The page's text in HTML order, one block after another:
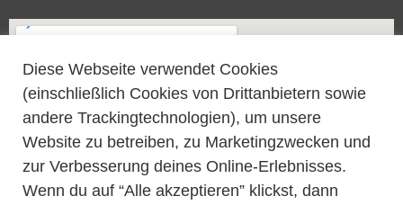
Diese Webseite verwendet Cookies
(einschließlich Cookies von Drittanbietern sowie
andere Trackingtechnologien), um unsere
Website zu betreiben, zu Marketingzwecken und
zur Verbesserung deines Online-Erlebnisses.
Wenn du auf “Alle akzeptieren” klickst, dann